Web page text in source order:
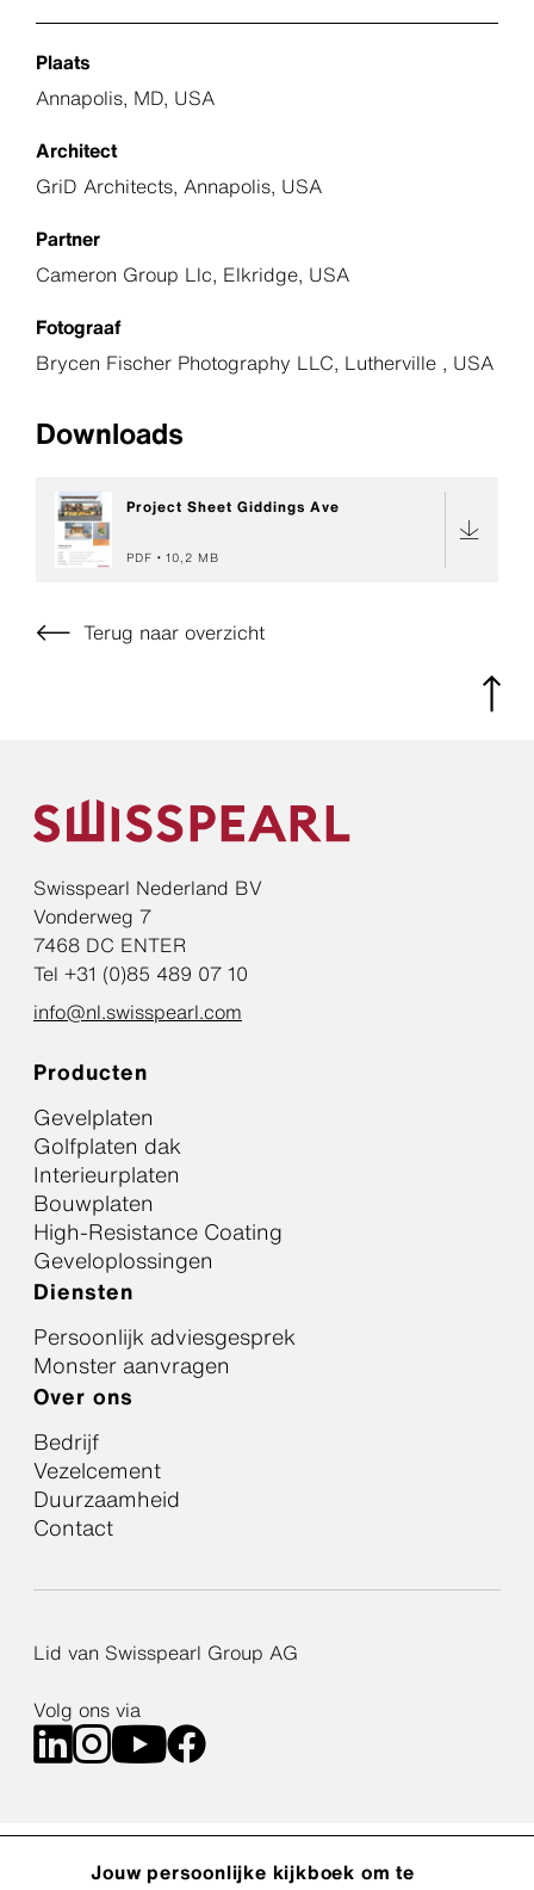
Plaats
Annapolis, MD, USA
Architect
GriD Architects, Annapolis, USA
Partner
Cameron Group Llc, Elkridge, USA
Fotograaf
Brycen Fischer Photography LLC, Lutherville , USA
Downloads
Project Sheet Giddings Ave
PDF 10,2 MB
Terug naar overzicht
Jouw persoonlijke kijkboek om te
Swisspearl Nederland BV
Vonderweg 7
7468 DC ENTER
Tel +31 (0)85 489 07 10
info@nl.swisspearl.com
Producten
Gevelplaten
Golfplaten dak
Interieurplaten
Bouwplaten
High-Resistance Coating
Geveloplossingen
Diensten
Persoonlijk adviesgesprek
Monster aanvragen
Over ons
Bedrijf
Vezelcement
Duurzaamheid
Contact
Lid van Swisspearl Group AG
Volg ons via
Cookiebeleid
Privacybeleid